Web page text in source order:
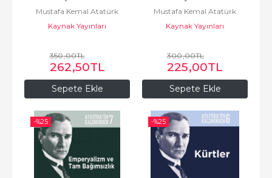
Sepete Ekle
Mustafa Kemal Atatürk
Kaynak Yayınları
350,00TL
262,50TL
Sepete Ekle
Mustafa Kemal Atatürk
Kaynak Yayınları
300,00TL
225,00TL
-%25 -%25